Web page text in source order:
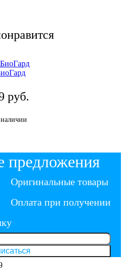
руб.
предложения
Оригинальные товары
Оплата при получении